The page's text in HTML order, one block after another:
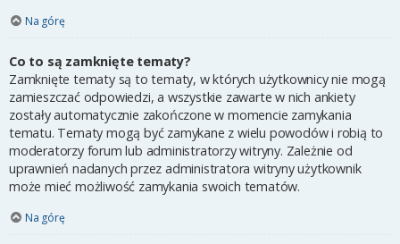
Na górę
Co to są zamknięte tematy?
Zamknięte tematy są to tematy, w których użytkownicy nie mogą
zamieszczać odpowiedzi, a wszystkie zawarte w nich ankiety
zostały automatycznie zakończone w momencie zamykania
tematu. Tematy mogą być zamykane z wielu powodów i robią to
moderatorzy forum lub administratorzy witryny. Zależnie od
uprawnień nadanych przez administratora witryny użytkownik
może mieć możliwość zamykania swoich tematów.
Na górę